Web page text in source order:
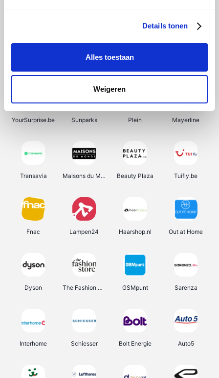
Details tonen
Alles toestaan
Weigeren
SupraBazar Shein Bergfreunde Smartwatchbanden
YourSurprise.be Sunparks Plein Mayerline
Transavia Maisons du Monde Beauty Plaza Tuifly.be
Fnac Lampen24 Haarshop.nl Out at Home
Dyson The Fashion Store GSMpunt Sarenza
Interhome Schiesser Bolt Energie Auto5